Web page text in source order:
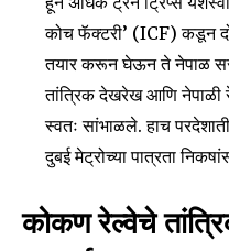
I've read and accept the
6,300
कोच फॅक्टरी’ (ICF) कडून
तयार करून घेऊन ते नेपाळ
तांत्रिक देखरेख आणि नेपाळी
स्वतः सांभाळले. हाच
दुबई मेट्रोच्या पात्रता
कोकण रेल्वेचे